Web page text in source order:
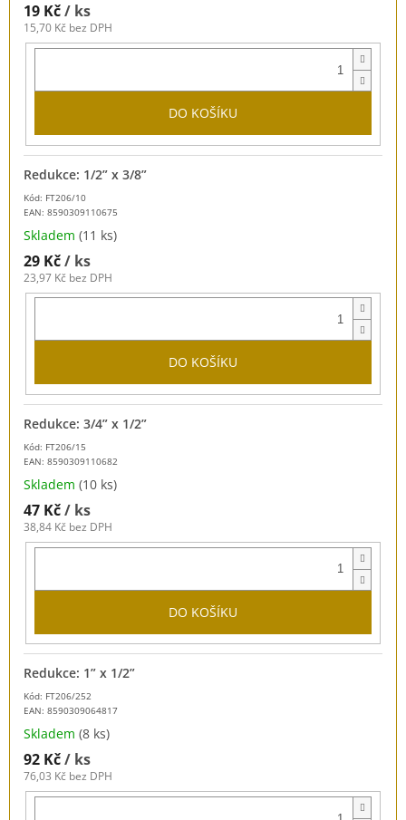
19 Kč/ ks
15,70 Kč bez DPH
DO KOŠÍKU
Kód: FT206/10
EAN: 8590309110675
Redukce: 1/2” x 3/8”
Skladem (11 ks)
29 Kč/ ks
23,97 Kč bez DPH
DO KOŠÍKU
Kód: FT206/15
EAN: 8590309110682
Redukce: 3/4” x 1/2”
Skladem (10 ks)
47 Kč/ ks
38,84 Kč bez DPH
DO KOŠÍKU
Kód: FT206/252
EAN: 8590309064817
Redukce: 1” x 1/2”
Skladem (8 ks)
92 Kč/ ks
76,03 Kč bez DPH